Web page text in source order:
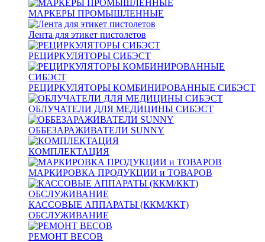
МАРКЕРЫ ПРОМЫШЛЕННЫЕ
Лента для этикет пистолетов
РЕЦИРКУЛЯТОРЫ СИБЭСТ
РЕЦИРКУЛЯТОРЫ КОМБИНИРОВАННЫЕ СИБЭСТ
ОБЛУЧАТЕЛИ ДЛЯ МЕДИЦИНЫ СИБЭСТ
ОББЕЗАРАЖИВАТЕЛИ SUNNY
КОМПЛЕКТАЦИЯ
МАРКИРОВКА ПРОДУКЦИИ и ТОВАРОВ
КАССОВЫЕ АППАРАТЫ (ККМ/ККТ)
ОБСЛУЖИВАНИЕ
РЕМОНТ ВЕСОВ